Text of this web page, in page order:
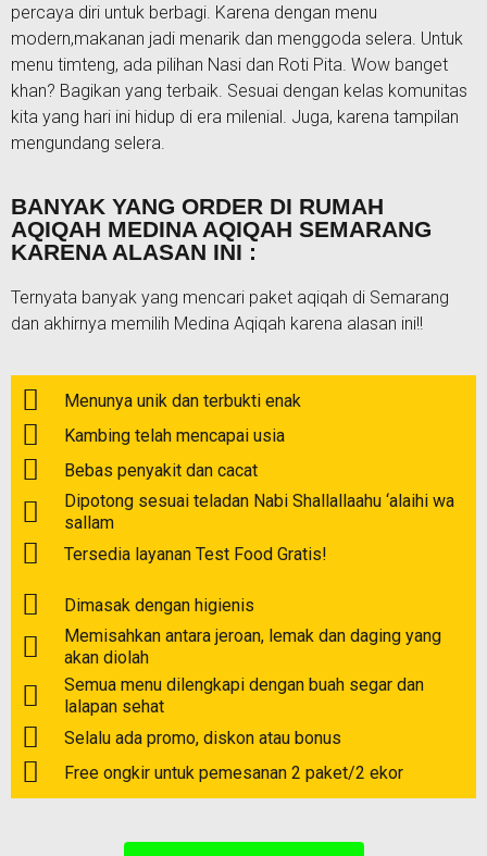
percaya diri untuk berbagi. Karena dengan menu
modern,makanan jadi menarik dan menggoda selera. Untuk
menu timteng, ada pilihan Nasi dan Roti Pita. Wow banget
khan? Bagikan yang terbaik. Sesuai dengan kelas komunitas
kita yang hari ini hidup di era milenial. Juga, karena tampilan
mengundang selera.
BANYAK YANG ORDER DI RUMAH
AQIQAH MEDINA AQIQAH SEMARANG
KARENA ALASAN INI :
Ternyata banyak yang mencari paket aqiqah di Semarang
dan akhirnya memilih Medina Aqiqah karena alasan ini!!
Menunya unik dan terbukti enak
Kambing telah mencapai usia
Bebas penyakit dan cacat
Dipotong sesuai teladan Nabi Shallallaahu ‘alaihi wa
sallam
Tersedia layanan Test Food Gratis!
Dimasak dengan higienis
Memisahkan antara jeroan, lemak dan daging yang
akan diolah
Semua menu dilengkapi dengan buah segar dan
lalapan sehat
Selalu ada promo, diskon atau bonus
Free ongkir untuk pemesanan 2 paket/2 ekor